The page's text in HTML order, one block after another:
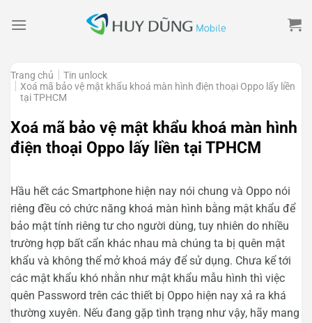
Trang chủ
Tin unlock
Xoá mã bảo vệ mật khẩu khoá màn hình điện thoại Oppo lấy liền
tại TPHCM
Xoá mã bảo vệ mật khẩu khoá màn hình
điện thoại Oppo lấy liền tại TPHCM
Hầu hết các Smartphone hiện nay nói chung và Oppo nói
riêng đều có chức năng khoá màn hình bằng mật khẩu để
bảo mật tính riêng tư cho người dùng, tuy nhiên do nhiều
trường hợp bất cẩn khác nhau mà chúng ta bị quên mật
khẩu và không thể mở khoá máy để sử dụng. Chưa kể tới
các mật khẩu khó nhằn như mật khẩu mẫu hình thì việc
quên Password trên các thiết bị Oppo hiện nay xả ra khá
thường xuyên. Nếu đang gặp tình trạng như vậy, hãy mang